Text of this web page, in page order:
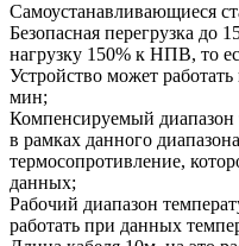
Самоустанавливающиеся
Безопасная перегрузка до
нагрузку 150% к НПВ, то
Устройство может
мин;
Компенсируемый диапазон
в рамках данного
термосопротивление,
данных;
Рабочий диапазон
работать при данных